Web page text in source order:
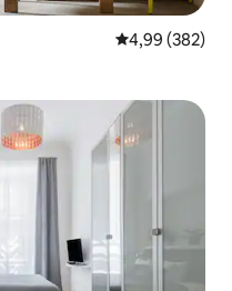
4,99 de uma
4,99 (382)